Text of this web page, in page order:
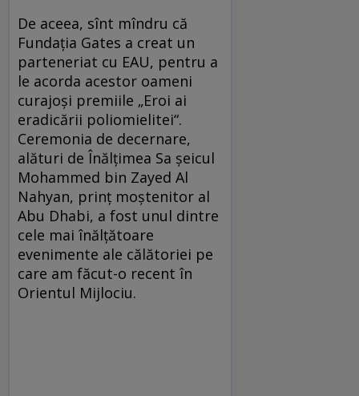
De aceea, sînt mîndru că
Fundația Gates a creat un
parteneriat cu EAU, pentru a
le acorda acestor oameni
curajoși premiile „Eroi ai
eradicării poliomielitei“.
Ceremonia de decernare,
alături de Înălțimea Sa șeicul
Mohammed bin Zayed Al
Nahyan, prinț moștenitor al
Abu Dhabi, a fost unul dintre
cele mai înălțătoare
evenimente ale călătoriei pe
care am făcut-o recent în
Orientul Mijlociu.